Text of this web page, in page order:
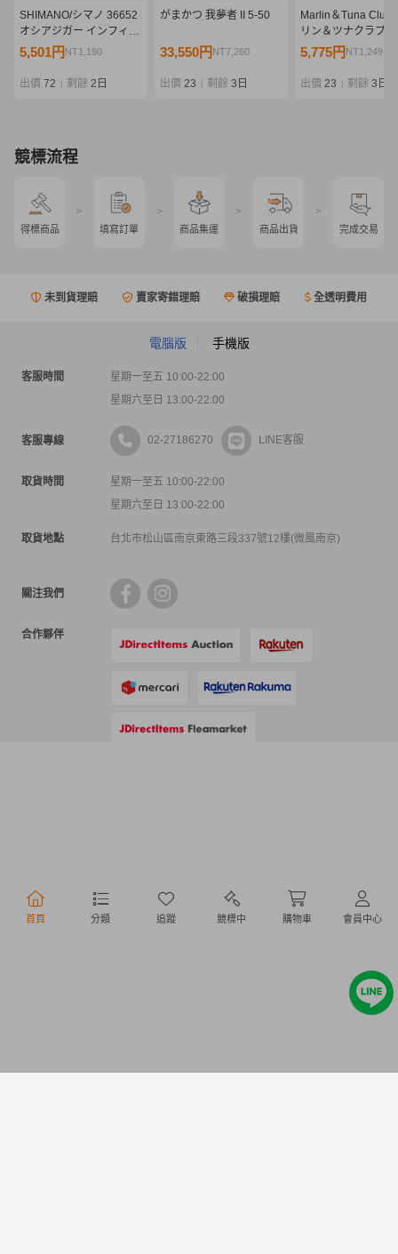
首頁 分類 追蹤 競標中 購物車 會員中心
SHIMANO/シマノ 36652
オシアジガー インフィニ
ティ B634 ベイトロッド
×/220
5,501円 NT1,190
出價 72 剩餘 2日
がまかつ 我夢者 II 5-50
33,550円 NT7,260
出價 23 剩餘 3日
Marlin＆Tuna Club
リン＆ツナクラブ
ローリングロッド
5,775円 NT1,249
出價 23 剩餘 3日
競標流程
得標商品
>
填寫訂單
>
商品集運
>
商品出貨
>
完成交易
未到貨理賠 賣家寄錯理賠 破損理賠 全透明費用
電腦版 手機版
客服時間
星期一至五 10:00-22:00
星期六至日 13:00-22:00
客服專線 02-27186270 LINE客服
取貨時間
星期一至五 10:00-22:00
星期六至日 13:00-22:00
取貨地點 台北市松山區南京東路三段337號12樓(微風南京)
關注我們
合作夥伴
行動購物